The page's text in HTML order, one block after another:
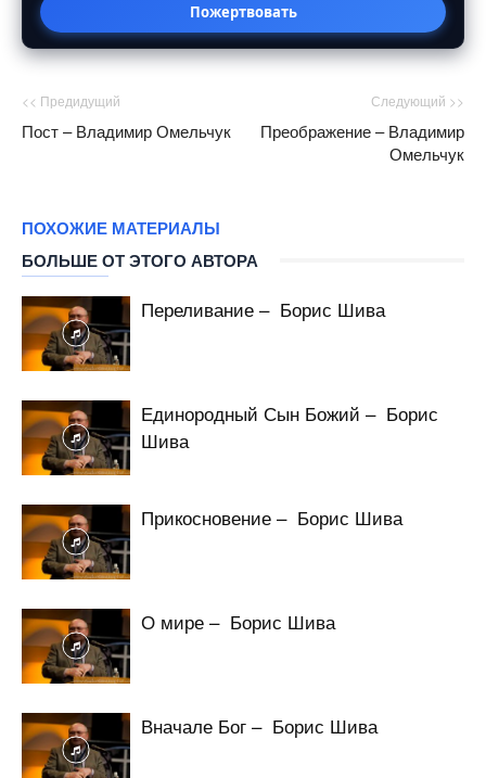
Пожертвовать
<< Предидущий
Пост – Владимир Омельчук
Следующий >>
Преображение – Владимир
Омельчук
ПОХОЖИЕ МАТЕРИАЛЫ
БОЛЬШЕ ОТ ЭТОГО АВТОРА
Переливание – Борис Шива
Единородный Сын Божий – Борис
Шива
Прикосновение – Борис Шива
О мире – Борис Шива
Вначале Бог – Борис Шива